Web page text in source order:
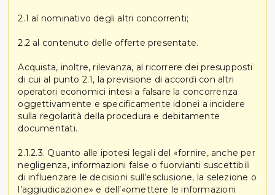
2.1 al nominativo degli altri concorrenti;
2.2 al contenuto delle offerte presentate.
Acquista, inoltre, rilevanza, al ricorrere dei presupposti
di cui al punto 2.1, la previsione di accordi con altri
operatori economici intesi a falsare la concorrenza
oggettivamente e specificamente idonei a incidere
sulla regolarità della procedura e debitamente
documentati.
2.1.2.3. Quanto alle ipotesi legali del «fornire, anche per
negligenza, informazioni false o fuorvianti suscettibili
di influenzare le decisioni sull’esclusione, la selezione o
l’aggiudicazione» e dell’«omettere le informazioni